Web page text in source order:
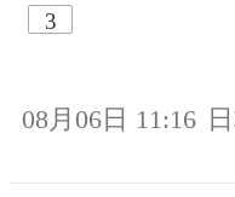
3
08月06日 11:16